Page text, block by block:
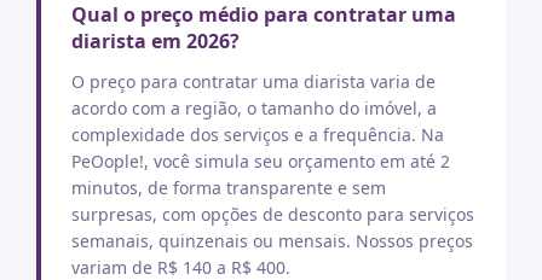
Qual o preço médio para contratar uma
diarista em 2026?
O preço para contratar uma diarista varia de
acordo com a região, o tamanho do imóvel, a
complexidade dos serviços e a frequência. Na
PeOople!, você simula seu orçamento em até 2
minutos, de forma transparente e sem
surpresas, com opções de desconto para serviços
semanais, quinzenais ou mensais. Nossos preços
variam de R$ 140 a R$ 400.